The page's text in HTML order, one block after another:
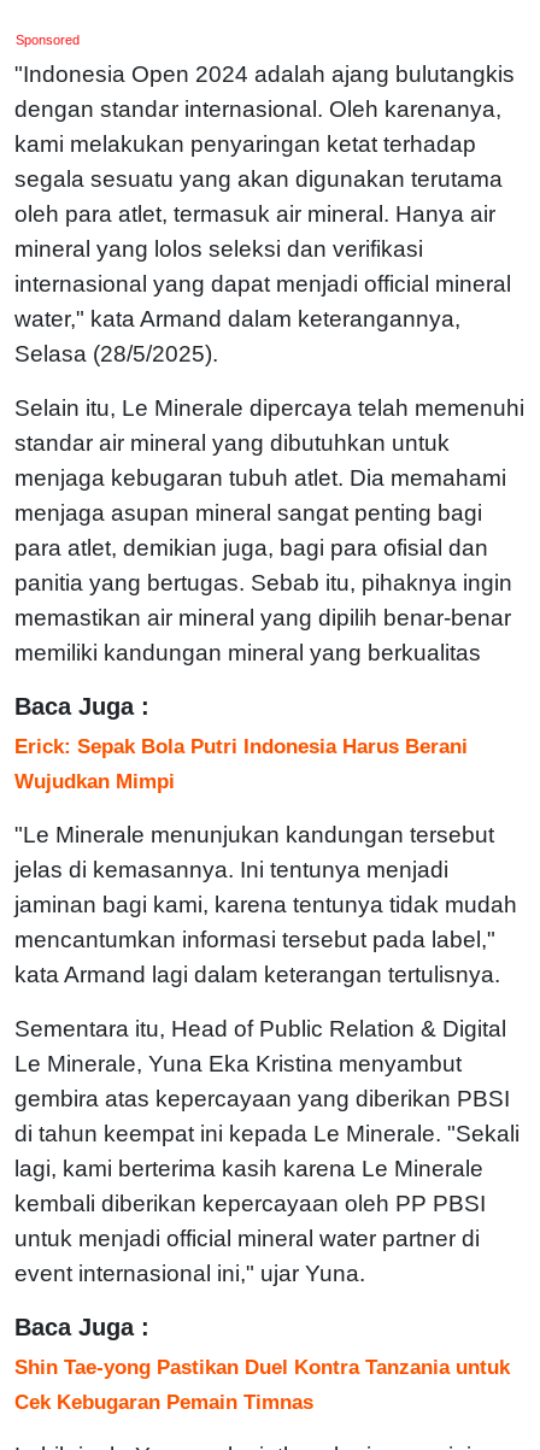
Sponsored
"Indonesia Open 2024 adalah ajang bulutangkis
dengan standar internasional. Oleh karenanya,
kami melakukan penyaringan ketat terhadap
segala sesuatu yang akan digunakan terutama
oleh para atlet, termasuk air mineral. Hanya air
mineral yang lolos seleksi dan verifikasi
internasional yang dapat menjadi official mineral
water," kata Armand dalam keterangannya,
Selasa (28/5/2025).
Selain itu, Le Minerale dipercaya telah memenuhi
standar air mineral yang dibutuhkan untuk
menjaga kebugaran tubuh atlet. Dia memahami
menjaga asupan mineral sangat penting bagi
para atlet, demikian juga, bagi para ofisial dan
panitia yang bertugas. Sebab itu, pihaknya ingin
memastikan air mineral yang dipilih benar-benar
memiliki kandungan mineral yang berkualitas
Baca Juga :
Erick: Sepak Bola Putri Indonesia Harus Berani
Wujudkan Mimpi
"Le Minerale menunjukan kandungan tersebut
jelas di kemasannya. Ini tentunya menjadi
jaminan bagi kami, karena tentunya tidak mudah
mencantumkan informasi tersebut pada label,"
kata Armand lagi dalam keterangan tertulisnya.
Sementara itu, Head of Public Relation & Digital
Le Minerale, Yuna Eka Kristina menyambut
gembira atas kepercayaan yang diberikan PBSI
di tahun keempat ini kepada Le Minerale. "Sekali
lagi, kami berterima kasih karena Le Minerale
kembali diberikan kepercayaan oleh PP PBSI
untuk menjadi official mineral water partner di
event internasional ini," ujar Yuna.
Baca Juga :
Shin Tae-yong Pastikan Duel Kontra Tanzania untuk
Cek Kebugaran Pemain Timnas